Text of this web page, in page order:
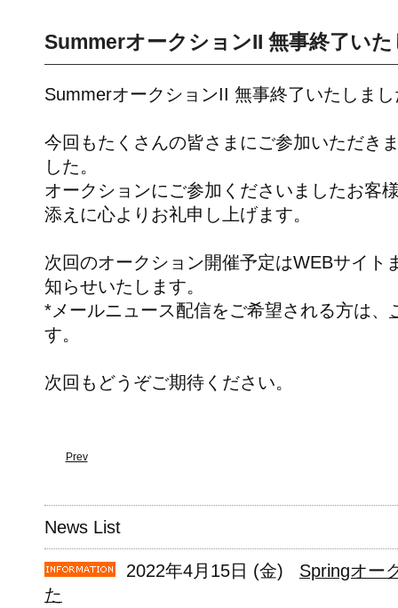
SummerオークションII 無事終了い
SummerオークションII 無事終了いたしま
今回もたくさんの皆さまにご参加いただき
した。
オークションにご参加くださいましたお客
添えに心よりお礼申し上げます。
次回のオークション開催予定はWEBサイト
知らせいたします。
*メールニュース配信をご希望される方は、
す。
次回もどうぞご期待ください。
Prev
News List
2022年4月15日 (金) Springオー
た